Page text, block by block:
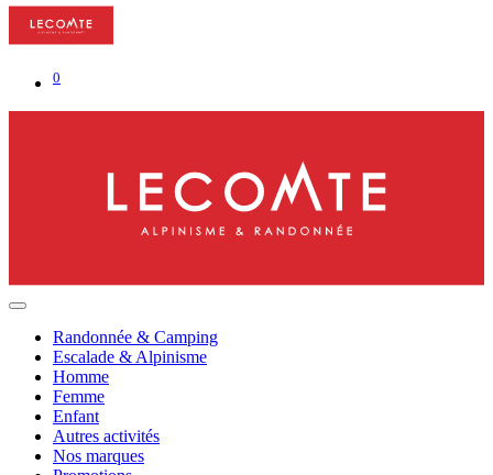
0
Randonnée & Camping
Escalade & Alpinisme
Homme
Femme
Enfant
Autres activités
Nos marques